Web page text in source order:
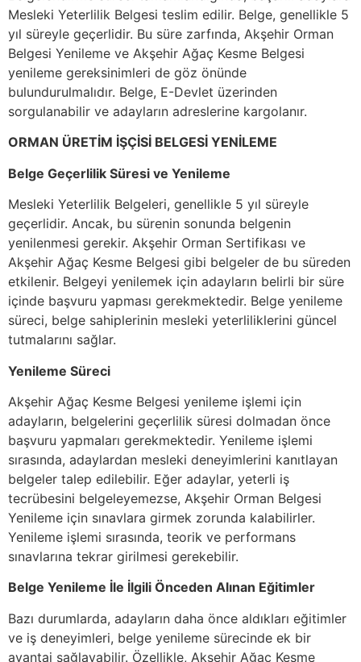
Mesleki Yeterlilik Belgesi teslim edilir. Belge, genellikle 5
yıl süreyle geçerlidir. Bu süre zarfında, Akşehir Orman
Belgesi Yenileme ve Akşehir Ağaç Kesme Belgesi
yenileme gereksinimleri de göz önünde
bulundurulmalıdır. Belge, E-Devlet üzerinden
sorgulanabilir ve adayların adreslerine kargolanır.
ORMAN ÜRETİM İŞÇİSİ BELGESİ YENİLEME
Belge Geçerlilik Süresi ve Yenileme
Mesleki Yeterlilik Belgeleri, genellikle 5 yıl süreyle
geçerlidir. Ancak, bu sürenin sonunda belgenin
yenilenmesi gerekir. Akşehir Orman Sertifikası ve
Akşehir Ağaç Kesme Belgesi gibi belgeler de bu süreden
etkilenir. Belgeyi yenilemek için adayların belirli bir süre
içinde başvuru yapması gerekmektedir. Belge yenileme
süreci, belge sahiplerinin mesleki yeterliliklerini güncel
tutmalarını sağlar.
Yenileme Süreci
Akşehir Ağaç Kesme Belgesi yenileme işlemi için
adayların, belgelerini geçerlilik süresi dolmadan önce
başvuru yapmaları gerekmektedir. Yenileme işlemi
sırasında, adaylardan mesleki deneyimlerini kanıtlayan
belgeler talep edilebilir. Eğer adaylar, yeterli iş
tecrübesini belgeleyemezse, Akşehir Orman Belgesi
Yenileme için sınavlara girmek zorunda kalabilirler.
Yenileme işlemi sırasında, teorik ve performans
sınavlarına tekrar girilmesi gerekebilir.
Belge Yenileme İle İlgili Önceden Alınan Eğitimler
Bazı durumlarda, adayların daha önce aldıkları eğitimler
ve iş deneyimleri, belge yenileme sürecinde ek bir
avantaj sağlayabilir. Özellikle, Akşehir Ağaç Kesme